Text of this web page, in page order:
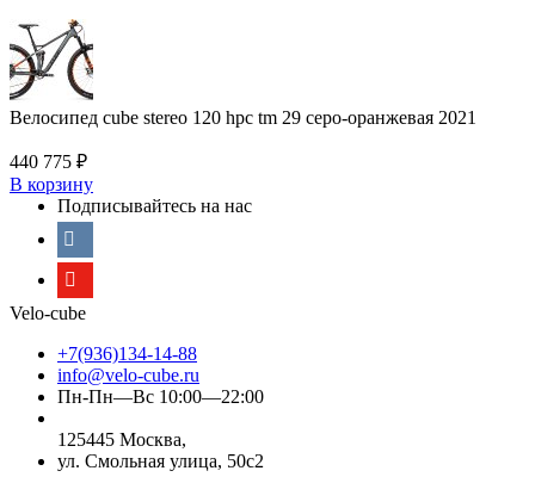
Велосипед cube stereo 120 hpc tm 29 серо-оранжевая 2021
440 775 ₽
В корзину
Подписывайтесь на нас
Velo-cube
+7(936)134-14-88
info@velo-cube.ru
Пн-Пн—Вс 10:00—22:00
125445 Москва,
ул. Смольная улица, 50с2